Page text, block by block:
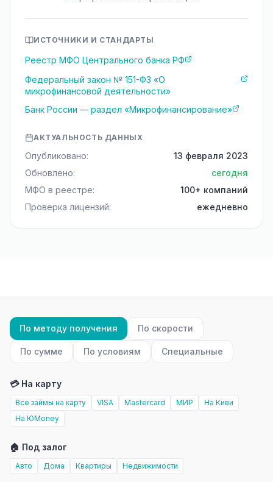
ИСТОЧНИКИ И СТАНДАРТЫ
Реестр МФО Центрального банка РФ
Федеральный закон № 151-ФЗ «О
микрофинансовой деятельности»
Банк России — раздел «Микрофинансирование»
АКТУАЛЬНОСТЬ ДАННЫХ
Опубликовано:
13 февраля 2023
Обновлено:
сегодня
МФО в реестре:
100+ компаний
Проверка лицензий:
ежедневно
По методу получения По скорости
По сумме По условиям Специальные
💳 На карту
Все займы на карту VISA Mastercard МИР
На Киви
На ЮMoney
🏠 Под залог
Авто Дома Квартиры Недвижимости